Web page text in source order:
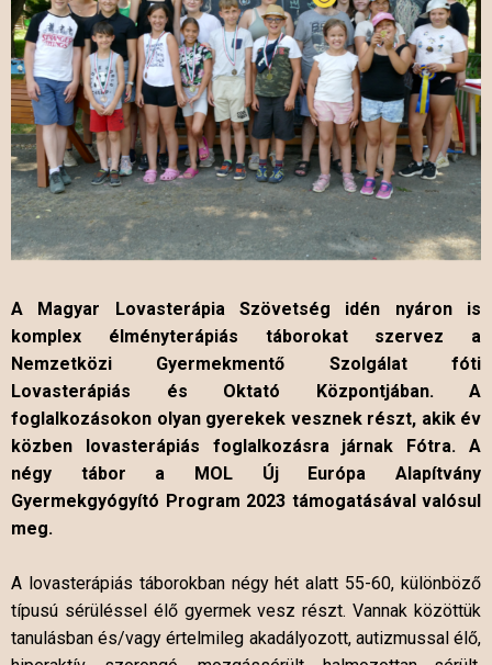
A Magyar Lovasterápia Szövetség idén nyáron is
komplex élményterápiás táborokat szervez a
Nemzetközi Gyermekmentő Szolgálat fóti
Lovasterápiás és Oktató Központjában. A
foglalkozásokon olyan gyerekek vesznek részt, akik év
közben lovasterápiás foglalkozásra járnak Fótra. A
négy tábor a MOL Új Európa Alapítvány
Gyermekgyógyító Program 2023 támogatásával valósul
meg.
A lovasterápiás táborokban négy hét alatt 55-60, különböző
típusú sérüléssel élő gyermek vesz részt. Vannak közöttük
tanulásban és/vagy értelmileg akadályozott, autizmussal élő,